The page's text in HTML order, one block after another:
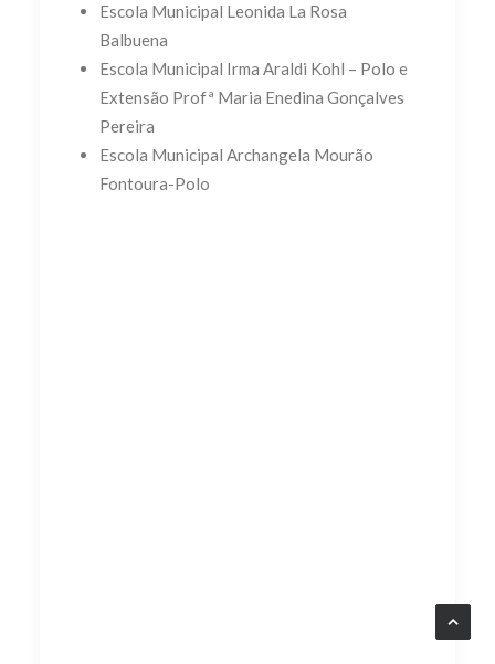
Escola Municipal Leonida La Rosa
Balbuena
Escola Municipal Irma Araldi Kohl – Polo e
Extensão Profª Maria Enedina Gonçalves
Pereira
Escola Municipal Archangela Mourão
Fontoura-Polo